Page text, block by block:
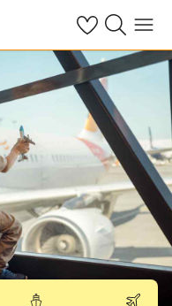
Se dinaSök på ving.se
Meny